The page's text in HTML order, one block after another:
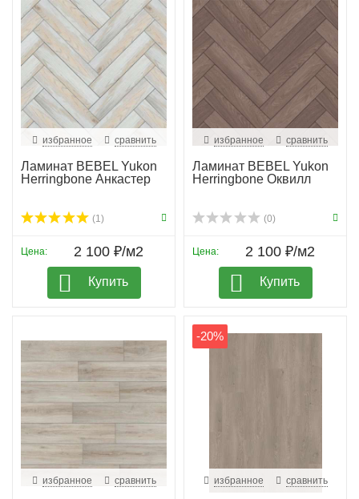
избранное сравнить
Ламинат BEBEL Yukon
Herringbone Анкастер
(1)
Цена: 2 100 ₽/м2
Купить
избранное сравнить
Ламинат BEBEL Yukon
Herringbone Оквилл
(0)
Цена: 2 100 ₽/м2
Купить
избранное сравнить
-20%
избранное сравнить